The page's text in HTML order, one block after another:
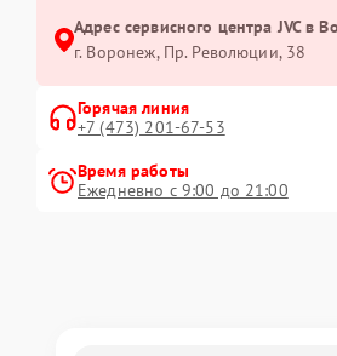
Адрес сервисного центра JVC в
г. Воронеж, Пр. Революции, 38
Горячая линия
+7 (473) 201-67-53
Время работы
Ежедневно с 9:00 до 21:00